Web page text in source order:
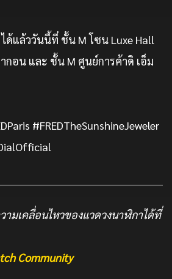
ได้แล้ววันนี้ที่ ชั้น M โซน Luxe Hall
กอน และ ชั้น M ศูนย์การค้าดิ เอ็ม
#FREDTheSunshineJeweler
ามเคลื่อนไหวของแวดวงนาฬิกาได้ที่
Community